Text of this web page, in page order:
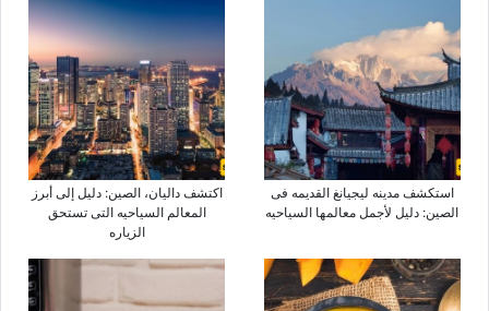
استکشف مدینه لیجیانغ القدیمه فی
الصین: دلیل لأجمل معالمها السیاحیه
اکتشف دالیان، الصین: دلیل إلى أبرز
المعالم السیاحیه التی تستحق
الزیاره